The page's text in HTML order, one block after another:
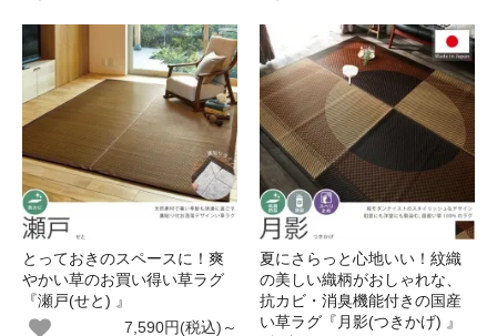
とっておきのスペースに！爽
やかい草のお買い得い草ラグ
『瀬戸(せと) 』
7,590円(税込)～
夏にさらっと心地いい！紋織
の美しい織柄がおしゃれな、
抗カビ・消臭機能付きの国産
い草ラグ『月影(つきかげ) 』